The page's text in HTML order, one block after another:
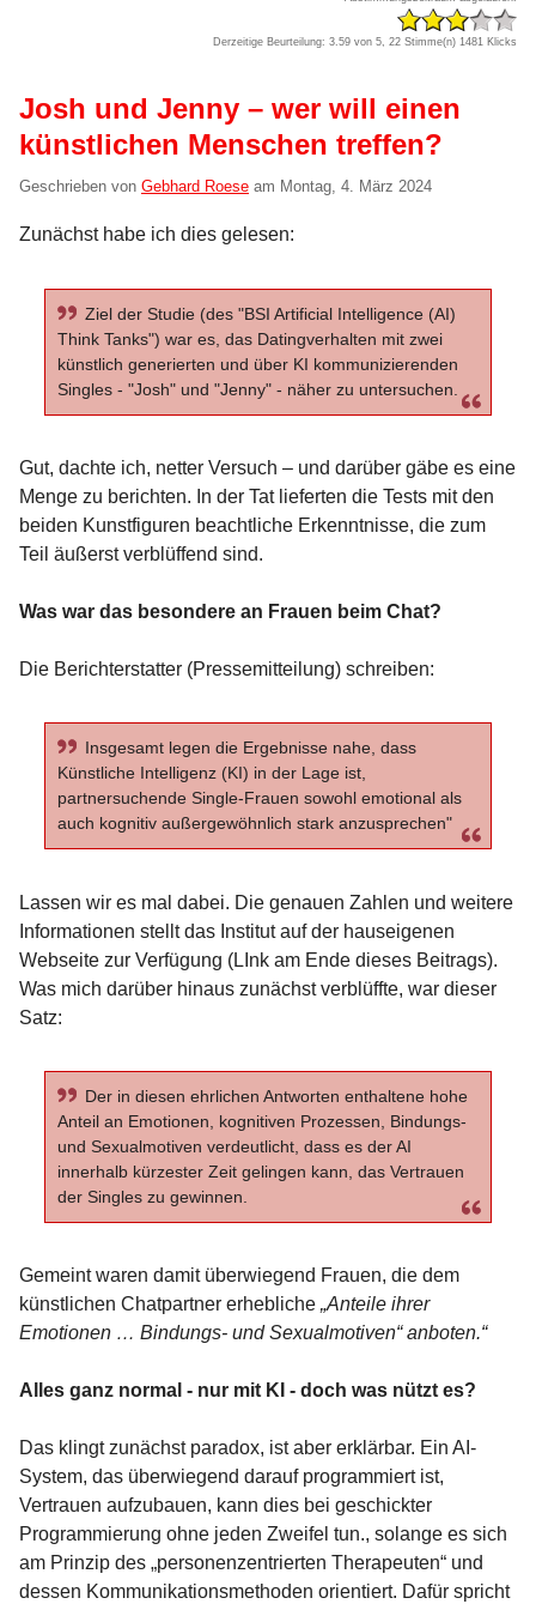
Derzeitige Beurteilung: 3.59 von 5, 22 Stimme(n) 1481 Klicks
Josh und Jenny – wer will einen
künstlichen Menschen treffen?
Geschrieben von Gebhard Roese am Montag, 4. März 2024
Zunächst habe ich dies gelesen:
Ziel der Studie (des "BSI Artificial Intelligence (AI)
Think Tanks") war es, das Datingverhalten mit zwei
künstlich generierten und über KI kommunizierenden
Singles - "Josh" und "Jenny" - näher zu untersuchen.
Gut, dachte ich, netter Versuch – und darüber gäbe es eine
Menge zu berichten. In der Tat lieferten die Tests mit den
beiden Kunstfiguren beachtliche Erkenntnisse, die zum
Teil äußerst verblüffend sind.
Was war das besondere an Frauen beim Chat?
Die Berichterstatter (Pressemitteilung) schreiben:
Insgesamt legen die Ergebnisse nahe, dass
Künstliche Intelligenz (KI) in der Lage ist,
partnersuchende Single-Frauen sowohl emotional als
auch kognitiv außergewöhnlich stark anzusprechen"
Lassen wir es mal dabei. Die genauen Zahlen und weitere
Informationen stellt das Institut auf der hauseigenen
Webseite zur Verfügung (LInk am Ende dieses Beitrags).
Was mich darüber hinaus zunächst verblüffte, war dieser
Satz:
Der in diesen ehrlichen Antworten enthaltene hohe
Anteil an Emotionen, kognitiven Prozessen, Bindungs-
und Sexualmotiven verdeutlicht, dass es der AI
innerhalb kürzester Zeit gelingen kann, das Vertrauen
der Singles zu gewinnen.
Gemeint waren damit überwiegend Frauen, die dem
künstlichen Chatpartner erhebliche „Anteile ihrer
Emotionen … Bindungs- und Sexualmotiven“ anboten.“
Alles ganz normal - nur mit KI - doch was nützt es?
Das klingt zunächst paradox, ist aber erklärbar. Ein AI-
System, das überwiegend darauf programmiert ist,
Vertrauen aufzubauen, kann dies bei geschickter
Programmierung ohne jeden Zweifel tun., solange es sich
am Prinzip des „personenzentrierten Therapeuten“ und
dessen Kommunikationsmethoden orientiert. Dafür spricht